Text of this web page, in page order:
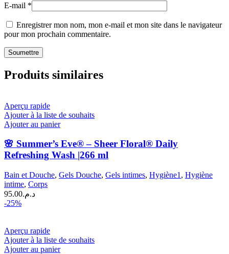
E-mail *
Enregistrer mon nom, mon e-mail et mon site dans le navigateur
pour mon prochain commentaire.
Produits similaires
Aperçu rapide
Ajouter à la liste de souhaits
Ajouter au panier
🌸 Summer’s Eve® – Sheer Floral® Daily
Refreshing Wash |266 ml
Bain et Douche, Gels Douche, Gels intimes, Hygiène1 , Hygiène
intime, Corps
د.م.95.00
-25%
Aperçu rapide
Ajouter à la liste de souhaits
Ajouter au panier